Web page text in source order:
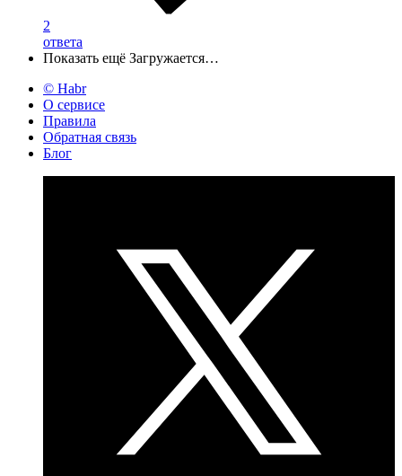
2
ответа
Показать ещё Загружается…
© Habr
О сервисе
Правила
Обратная связь
Блог